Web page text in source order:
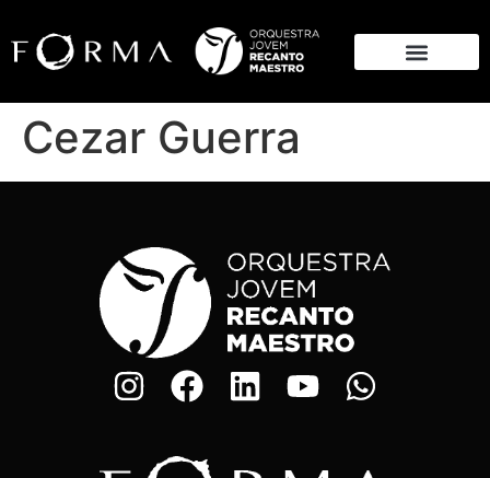
Cezar Guerra